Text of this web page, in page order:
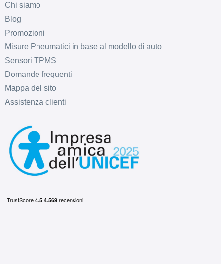
Chi siamo
Blog
Promozioni
Misure Pneumatici in base al modello di auto
Sensori TPMS
Domande frequenti
Mappa del sito
Assistenza clienti